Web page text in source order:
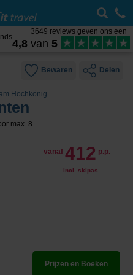
3649 reviews geven ons een
4,8 van 5
Bewaren Delen
Hochkönig
max. 8
vanaf 412 p.p.
incl. skipas
Prijzen en Boeken